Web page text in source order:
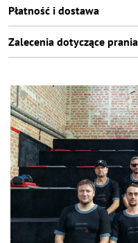
Płatność i dostawa
Zalecenia dotyczące prania